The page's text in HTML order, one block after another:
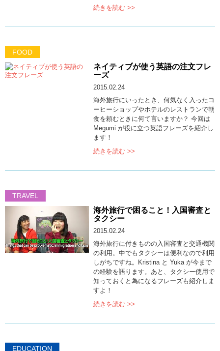
続きを読む >>
FOOD
ネイティブが使う英語の注文フレ
ーズ
2015.02.24
海外旅行にいったとき、何気なく入ったコ
ーヒーショップやホテルのレストランで朝
食を頼むときに何て言いますか？ 今回は
Megumi が役に立つ英語フレーズを紹介し
ます！
続きを読む >>
TRAVEL
海外旅行で困ること！入国審査と
タクシー
2015.02.24
海外旅行に付きものの入国審査と交通機関
の利用。中でもタクシーは便利なので利用
しがちですね。Kristina と Yuka が今まで
の経験を語ります。あと、タクシー使用で
知っておくと為になるフレーズも紹介しま
すよ！
続きを読む >>
EDUCATION